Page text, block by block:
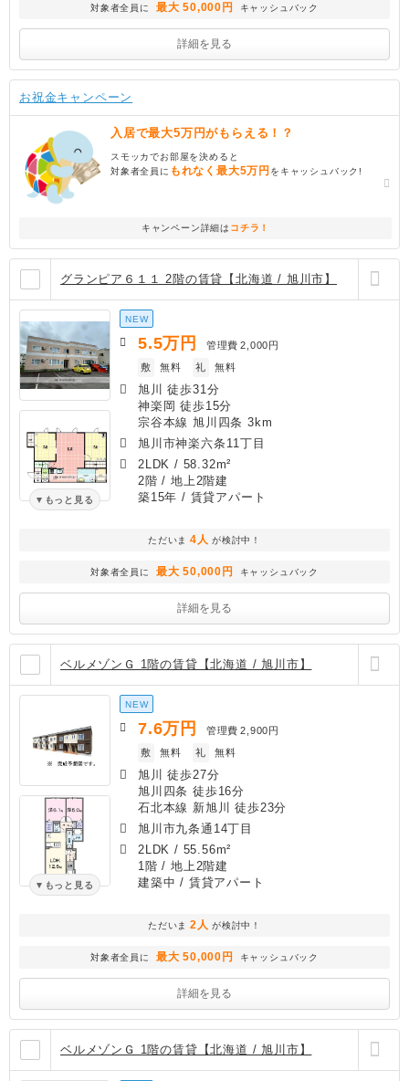
対象者全員に 最大 50,000円 キャッシュバック
詳細を見る
お祝金キャンペーン
入居で最大5万円がもらえる！？
スモッカでお部屋を決めると
対象者全員に もれなく最大5万円 をキャッシュバック!
キャンペーン詳細は コチラ！
グランピア６１１ 2階の賃貸【北海道 / 旭川市】
もっと見る
NEW
5.5万円 管理費 2,000円
敷
無料 礼 無料
旭川 徒歩31分
神楽岡 徒歩15分
宗谷本線 旭川四条 3km
旭川市神楽六条11丁目
2LDK / 58.32m²
2階 / 地上2階建
築15年 / 賃貸アパート
ただいま 4人 が検討中！
対象者全員に 最大 50,000円 キャッシュバック
詳細を見る
ベルメゾンＧ 1階の賃貸【北海道 / 旭川市】
もっと見る
NEW
7.6万円 管理費 2,900円
敷
無料 礼 無料
旭川 徒歩27分
旭川四条 徒歩16分
石北本線 新旭川 徒歩23分
旭川市九条通14丁目
2LDK / 55.56m²
1階 / 地上2階建
建築中 / 賃貸アパート
ただいま 2人 が検討中！
対象者全員に 最大 50,000円 キャッシュバック
詳細を見る
ベルメゾンＧ 1階の賃貸【北海道 / 旭川市】